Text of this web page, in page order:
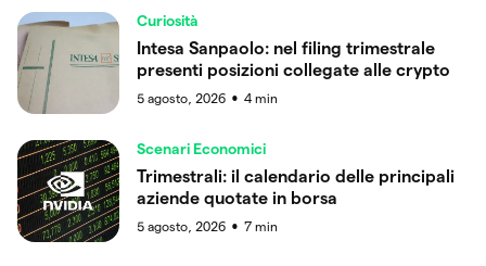
Curiosità
Intesa Sanpaolo: nel filing trimestrale
presenti posizioni collegate alle crypto
5 agosto, 2026 ● 4 min
Scenari Economici
Trimestrali: il calendario delle principali
aziende quotate in borsa
5 agosto, 2026 ● 7 min